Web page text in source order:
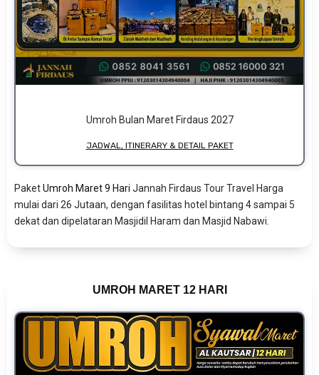
Umroh Bulan Maret Firdaus 2027
JADWAL, ITINERARY & DETAIL PAKET
PaketUmroh Maret 9 Hari Jannah Firdaus Tour Travel Harga
mulai dari 26 Jutaan, dengan fasilitas hotel bintang 4 sampai 5
dekat dan dipelataran Masjidil Haram dan Masjid Nabawi.
UMROH MARET 12 HARI